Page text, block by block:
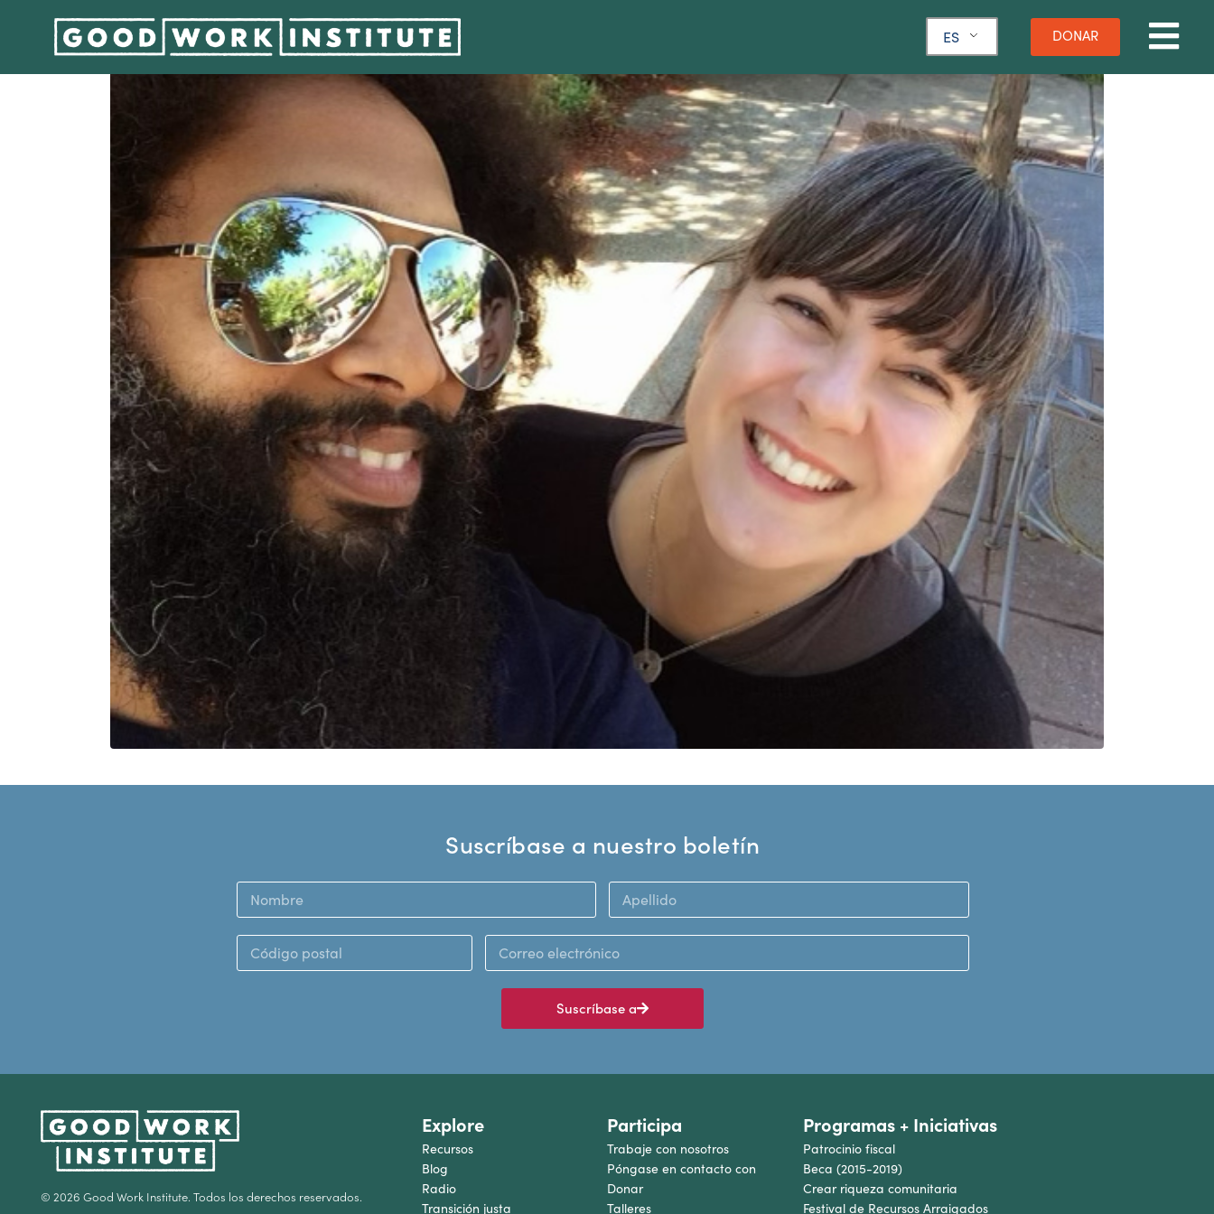
ES DONAR
Suscríbase a nuestro boletín
Suscríbase a
© 2026 Good Work Institute. Todos los derechos reservados.
Explore
Recursos
Blog
Radio
Transición justa
Participa
Trabaje con nosotros
Póngase en contacto con
Donar
Talleres
Programas + Iniciativas
Patrocinio fiscal
Beca (2015-2019)
Crear riqueza comunitaria
Festival de Recursos Arraigados